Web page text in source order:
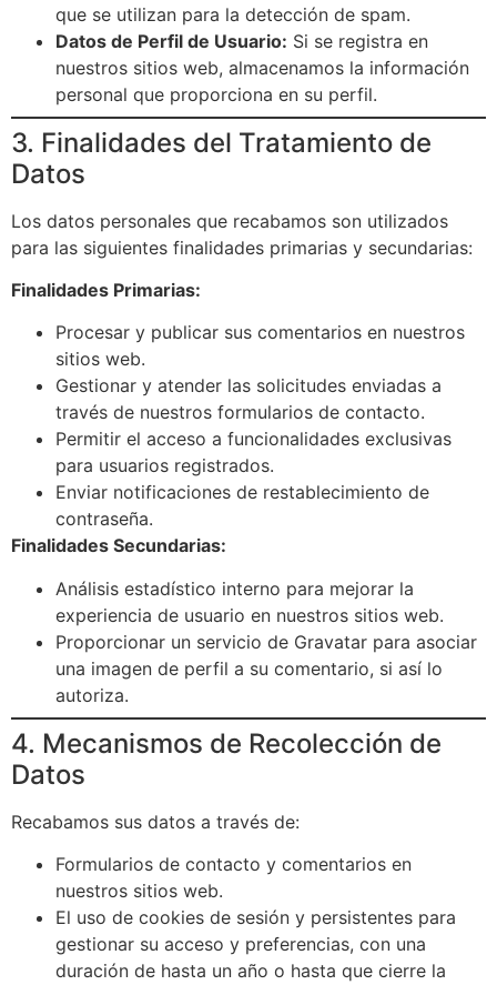
que se utilizan para la detección de spam.
Datos de Perfil de Usuario: Si se registra en
nuestros sitios web, almacenamos la información
personal que proporciona en su perfil.
3. Finalidades del Tratamiento de
Datos
Los datos personales que recabamos son utilizados
para las siguientes finalidades primarias y secundarias:
Finalidades Primarias:
Procesar y publicar sus comentarios en nuestros
sitios web.
Gestionar y atender las solicitudes enviadas a
través de nuestros formularios de contacto.
Permitir el acceso a funcionalidades exclusivas
para usuarios registrados.
Enviar notificaciones de restablecimiento de
contraseña.
Finalidades Secundarias:
Análisis estadístico interno para mejorar la
experiencia de usuario en nuestros sitios web.
Proporcionar un servicio de Gravatar para asociar
una imagen de perfil a su comentario, si así lo
autoriza.
4. Mecanismos de Recolección de
Datos
Recabamos sus datos a través de:
Formularios de contacto y comentarios en
nuestros sitios web.
El uso de cookies de sesión y persistentes para
gestionar su acceso y preferencias, con una
duración de hasta un año o hasta que cierre la